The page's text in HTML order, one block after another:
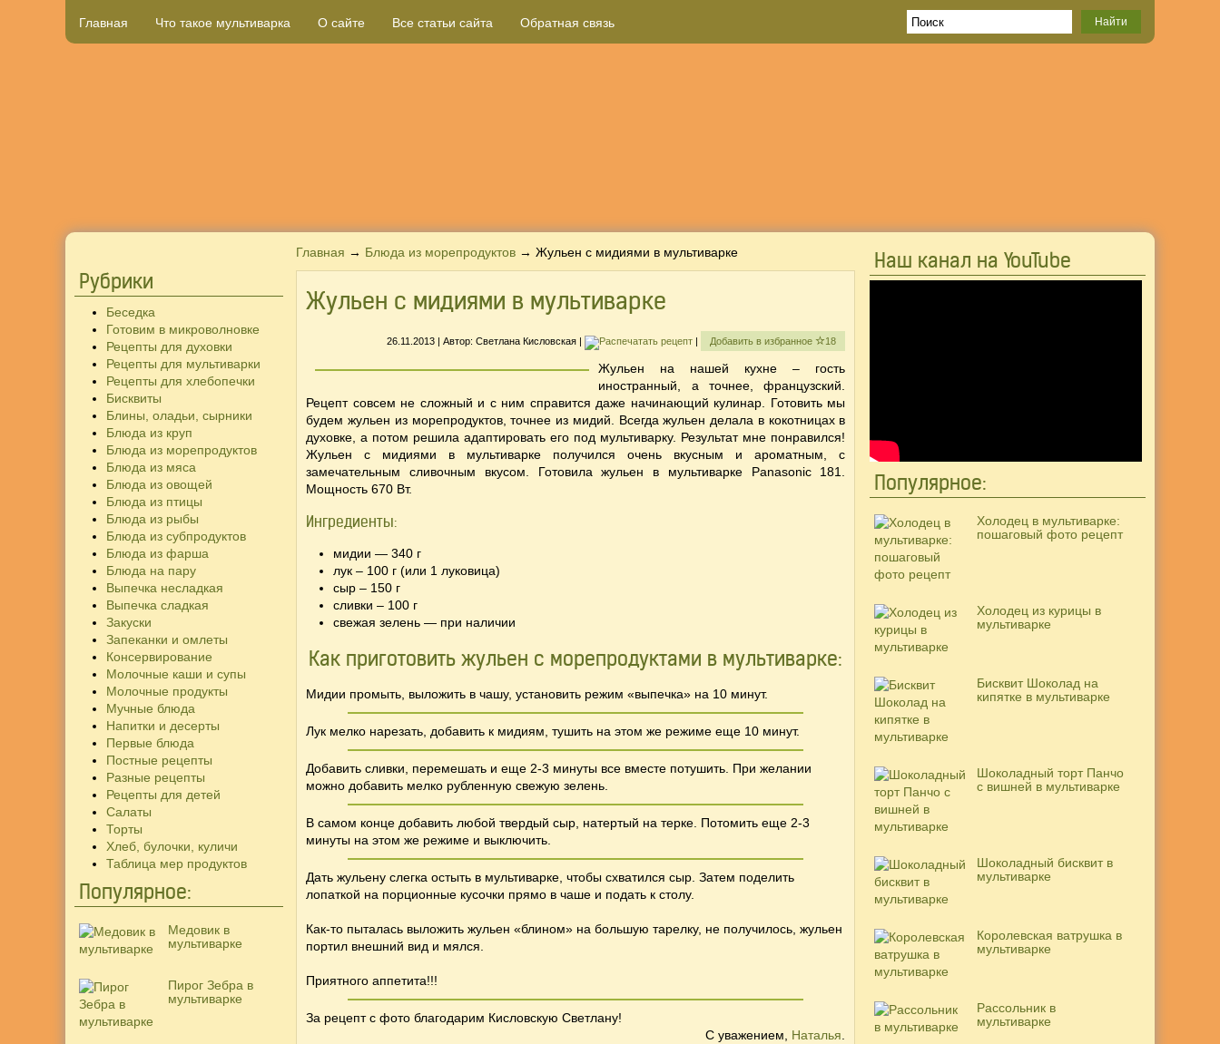
Главная Что такое мультиварка О сайте Все статьи сайта Обратная связь
Рубрики
Беседка
Готовим в микроволновке
Рецепты для духовки
Рецепты для мультиварки
Рецепты для хлебопечки
Бисквиты
Блины, оладьи, сырники
Блюда из круп
Блюда из морепродуктов
Блюда из мяса
Блюда из овощей
Блюда из птицы
Блюда из рыбы
Блюда из субпродуктов
Блюда из фарша
Блюда на пару
Выпечка несладкая
Выпечка сладкая
Закуски
Запеканки и омлеты
Консервирование
Молочные каши и супы
Молочные продукты
Мучные блюда
Напитки и десерты
Первые блюда
Постные рецепты
Разные рецепты
Рецепты для детей
Салаты
Торты
Хлеб, булочки, куличи
Таблица мер продуктов
Популярное:
Медовик в
мультиварке
Пирог Зебра в
мультиварке
Главная → Блюда из морепродуктов → Жульен с мидиями в мультиварке
Жульен с мидиями в мультиварке
26.11.2013 | Автор:Светлана Кисловская | | Добавить в избранное 18
Жульен на нашей кухне – гость
иностранный, а точнее, французский.
Рецепт совсем не сложный и с ним справится даже начинающий кулинар. Готовить мы
будем жульен из морепродуктов, точнее из мидий. Всегда жульен делала в кокотницах в
духовке, а потом решила адаптировать его под мультиварку. Результат мне понравился!
Жульен с мидиями в мультиварке получился очень вкусным и ароматным, с
замечательным сливочным вкусом. Готовила жульен в мультиварке Panasonic 181.
Мощность 670 Вт.
Ингредиенты:
мидии — 340 г
лук – 100 г (или 1 луковица)
сыр – 150 г
сливки – 100 г
свежая зелень — при наличии
Как приготовить жульен с морепродуктами в мультиварке:
Мидии промыть, выложить в чашу, установить режим «выпечка» на 10 минут.
Лук мелко нарезать, добавить к мидиям, тушить на этом же режиме еще 10 минут.
Добавить сливки, перемешать и еще 2-3 минуты все вместе потушить. При желании
можно добавить мелко рубленную свежую зелень.
В самом конце добавить любой твердый сыр, натертый на терке. Потомить еще 2-3
минуты на этом же режиме и выключить.
Дать жульену слегка остыть в мультиварке, чтобы схватился сыр. Затем поделить
лопаткой на порционные кусочки прямо в чаше и подать к столу.
Как-то пыталась выложить жульен «блином» на большую тарелку, не получилось, жульен
портил внешний вид и мялся.
Приятного аппетита!!!
За рецепт с фото благодарим Кисловскую Светлану!
С уважением, Наталья
Наш канал на YouTube
Популярное:
Холодец в мультиварке:
пошаговый фото рецепт
Холодец из курицы в
мультиварке
Бисквит Шоколад на
кипятке в мультиварке
Шоколадный торт Панчо
с вишней в мультиварке
Шоколадный бисквит в
мультиварке
Королевская ватрушка в
мультиварке
Рассольник в
мультиварке